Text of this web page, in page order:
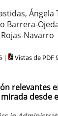
Ángela
Barrera-
Navarro
| Vistas de PDF
relevantes
desde